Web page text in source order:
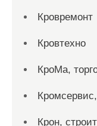
Кровремонт
Кровтехно
КроМа,
Крон,